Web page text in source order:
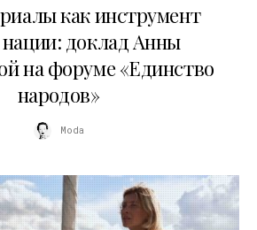
как инструмент
доклад Анны
на форуме «Единство
народов»
Moda